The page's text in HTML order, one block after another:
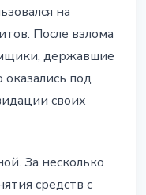
на
После взлома
державшие
оказались под
своих
За несколько
средств с